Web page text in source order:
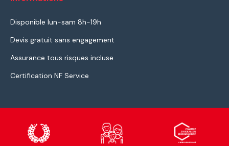
Disponible lun-sam 8h-19h
Devis gratuit sans engagement
Assurance tous risques incluse
Certification NF Service